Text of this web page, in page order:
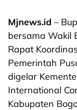
Mjnews.id –
bersama Wakil
Rapat
Pemerintah
digelar
International
Kabupaten